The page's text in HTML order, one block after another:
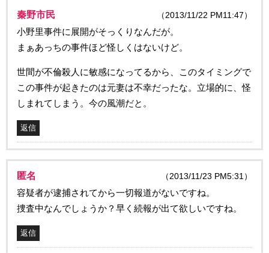
秦野市民 （2013/11/22 PM11:47）
小野里事件に展開がそっくりなんだが。
まぁあっちの事件ほど怪しくはないけど。
世間が不倫殺人に敏感になってるから、このタイミングで
この事件が起きたのは元妻は不幸だったな。立場的に、怪
しまれてしまう。今の風潮だと。
返信
匿名 （2013/11/23 PM5:31）
容疑者が逮捕されてから一切報道がないですね。
捜査中なんでしょうか？早く続報が出て欲しいですね。
返信